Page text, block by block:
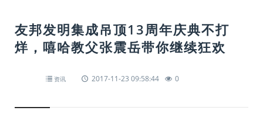
友邦发明集成吊顶13周年庆典不打
烊，嘻哈教父张震岳带你继续狂欢
资讯 2017-11-23 09:58:44 0